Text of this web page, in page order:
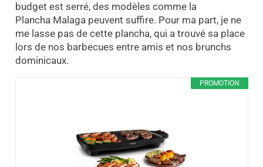
budget est serré, des modèles comme la
Plancha Malaga peuvent suffire. Pour ma part, je ne
me lasse pas de cette plancha, qui a trouvé sa place
lors de nos barbecues entre amis et nos brunchs
dominicaux.
PROMOTION